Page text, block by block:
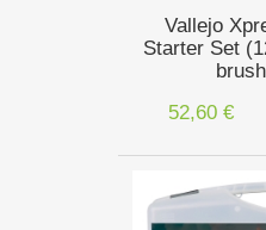
Vallejo
Starter Set
52,60 €